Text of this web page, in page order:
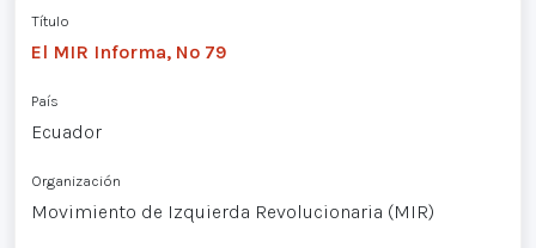
Título
El MIR Informa, Nº 79
País
Ecuador
Organización
Movimiento de Izquierda Revolucionaria (MIR)